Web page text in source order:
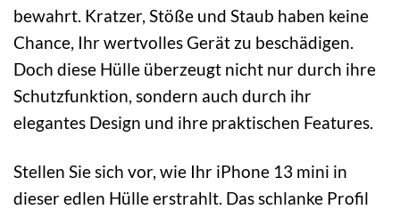
bewahrt. Kratzer, Stöße und Staub haben keine
Chance, Ihr wertvolles Gerät zu beschädigen.
Doch diese Hülle überzeugt nicht nur durch ihre
Schutzfunktion, sondern auch durch ihr
elegantes Design und ihre praktischen Features.
Stellen Sie sich vor, wie Ihr iPhone 13 mini in
dieser edlen Hülle erstrahlt. Das schlanke Profil